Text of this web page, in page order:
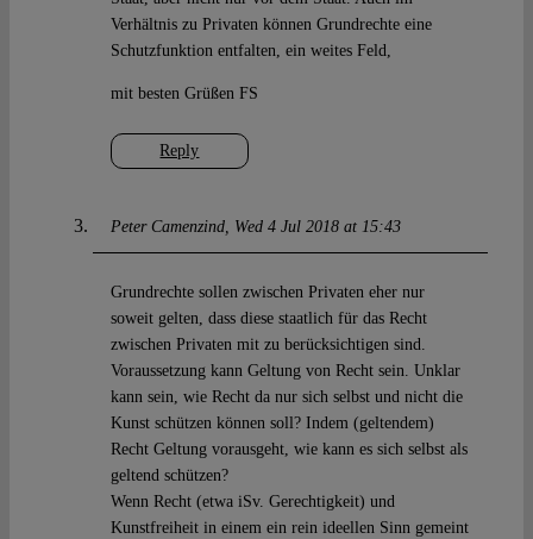
Reply
Verhältnis zu Privaten können Grundrechte eine
Schutzfunktion entfalten, ein weites Feld,
mit besten Grüßen FS
Peter Camenzind Wed 4 Jul 2018 at 15:43
Grundrechte sollen zwischen Privaten eher nur
soweit gelten, dass diese staatlich für das Recht
zwischen Privaten mit zu berücksichtigen sind.
Voraussetzung kann Geltung von Recht sein. Unklar
kann sein, wie Recht da nur sich selbst und nicht die
Kunst schützen können soll? Indem (geltendem)
Recht Geltung vorausgeht, wie kann es sich selbst als
geltend schützen?
Wenn Recht (etwa iSv. Gerechtigkeit) und
Kunstfreiheit in einem ein rein ideellen Sinn gemeint